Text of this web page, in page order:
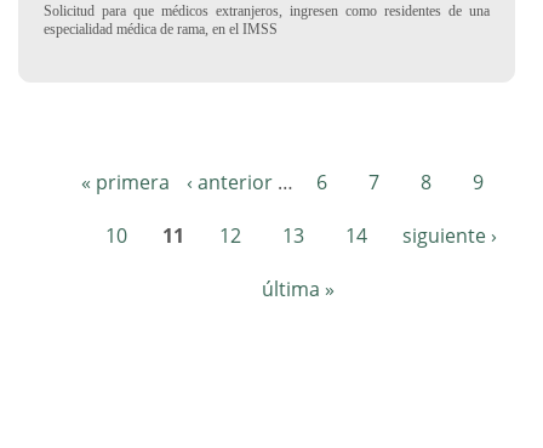
Solicitud para que médicos extranjeros, ingresen como residentes de una
especialidad médica de rama, en el IMSS
« primera ‹ anterior … 6 7 8
9
10
11 12 13 14
siguiente ›
última »